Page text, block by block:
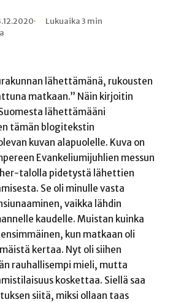
Lukuaika 3 min
lähettämänä, rukousten
matkaan.” Näin kirjoitin
lähettämääni
tämän blogitekstin
kuvan alapuolelle. Kuva on
Evankeliumijuhlien messun
talolla pidetystä lähettien
Se oli minulle vasta
vaikka lähdin
kaudelle. Muistan kuinka
kun matkaan oli
kertaa. Nyt oli siihen
rauhallisempi mieli, mutta
koskettaa. Siellä saa
siitä, miksi ollaan taas